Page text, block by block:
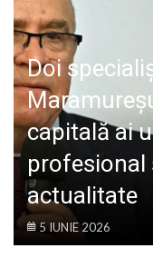
SPECIAL
POLITIC
LIFE
Doi
capitală ai
profesional
actualitate
5 IUNIE 2026